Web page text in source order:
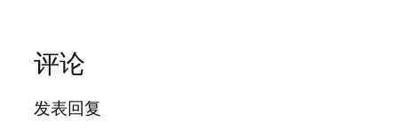
评论
发表回复